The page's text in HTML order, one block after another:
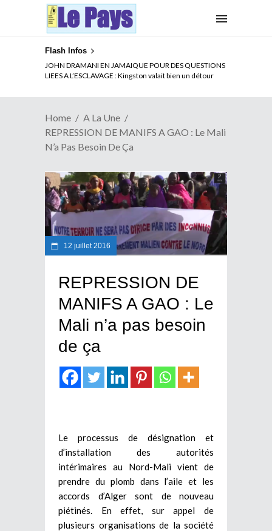
Flash Infos
JOHN DRAMANI EN JAMAIQUE POUR DES QUESTIONS
LIEES A L’ESCLAVAGE : Kingston valait bien un détour
ELECTION DE TALON A LA TETE DU SENAT BENINOIS :
Quand Patrice quitte le pouvoir sans partir !
Home
A La Une
REPRESSION DE MANIFS A GAO : Le Mali
N’a Pas Besoin De Ça
12 juillet 2016
REPRESSION DE
MANIFS A GAO : Le
Mali n’a pas besoin
de ça
Le processus de désignation et
d’installation des autorités
intérimaires au Nord-Mali vient de
prendre du plomb dans l’aile et les
accords d’Alger sont de nouveau
piétinés. En effet, sur appel de
plusieurs organisations de la société